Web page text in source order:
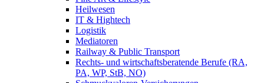
Heilwesen
IT & Hightech
Logistik
Mediatoren
Railway & Public Transport
Rechts- und wirtschaftsberatende Berufe (RA,
PA, WP, StB, NO)